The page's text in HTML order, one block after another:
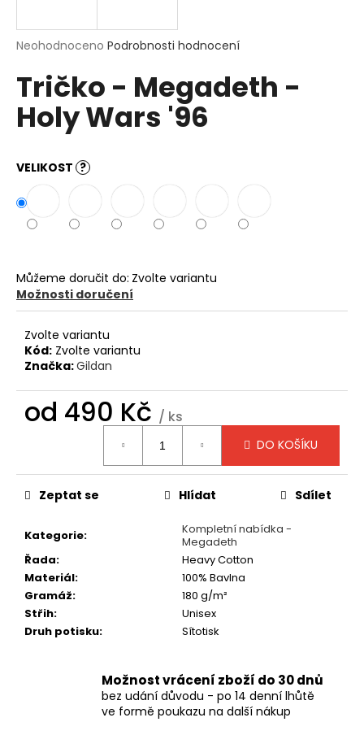
Průměrné
produktu
0,0
Neohodnoceno Podrobnosti hodnocení
Tričko - Megadeth -
Holy Wars '96
VELIKOST ?
Můžeme doručit do: Zvolte variantu
Možnosti doručení
Zvolte variantu
Kód: Zvolte variantu
Značka:Gildan
od 490 Kč / ks
DO KOŠÍKU
Kategorie:
Kompletní nabídka -
Megadeth
Řada:
Heavy Cotton
Materiál:
100% Bavlna
Gramáž:
180 g/m²
Střih:
Unisex
Druh potisku: Sítotisk
Zeptat se Hlídat Sdílet
Možnost vrácení zboží do 30 dnů
bez udání důvodu - po 14 denní lhůtě
ve formě poukazu na další nákup
j
t
?
HLEDAT
o
p
o
u
č
u
e
TRIČKO
SEPULTURA
ARISE
490
Kč